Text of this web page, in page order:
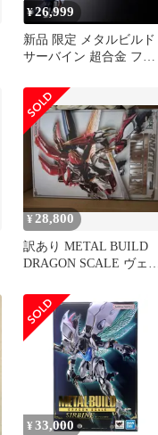
¥26,999
新品 限定 メタルビルド
サーバイン 超合金 フィ
¥ 28,800
訳あり METAL BUILD
DRAGON SCALE ヴェル
¥ 33,000